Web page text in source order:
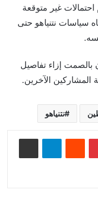
احتمالات غير متوقعة
سياسات نتنياهو حتى
بالصمت إزاء تفاصيل
المشاركين الآخرين.
نتنياهو
بينتيريست